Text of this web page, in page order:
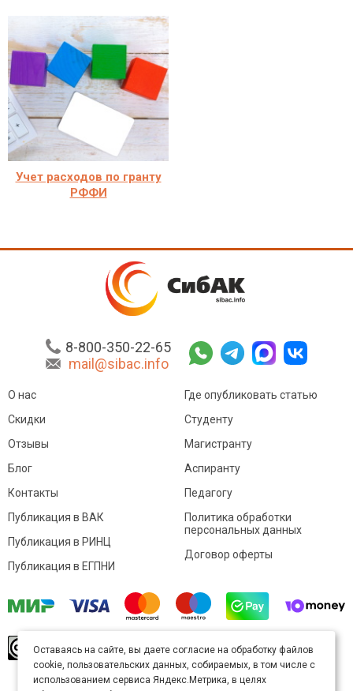
Учет расходов по гранту
РФФИ
8-800-350-22-65
mail@sibac.info
О нас
Скидки
Отзывы
Блог
Контакты
Где опубликовать статью
Студенту
Магистранту
Аспиранту
Педагогу
Публикация в ВАК
Публикация в РИНЦ
Публикация в ЕГПНИ
Политика обработки
персональных данных
Договор оферты
произведение доступно полицензии Creative
Commons «Attribution» («Атрибуция») 4.0
Непортированная.
Оставаясь на сайте, вы даете согласие на обработку файлов
cookie, пользовательских данных, собираемых, в том числе с
использованием сервиса Яндекс.Метрика, в целях